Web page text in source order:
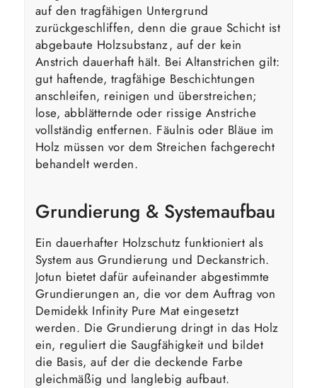
auf den tragfähigen Untergrund
zurückgeschliffen, denn die graue Schicht ist
abgebaute Holzsubstanz, auf der kein
Anstrich dauerhaft hält. Bei Altanstrichen gilt:
gut haftende, tragfähige Beschichtungen
anschleifen, reinigen und überstreichen;
lose, abblätternde oder rissige Anstriche
vollständig entfernen. Fäulnis oder Bläue im
Holz müssen vor dem Streichen fachgerecht
behandelt werden.
Grundierung & Systemaufbau
Ein dauerhafter Holzschutz funktioniert als
System aus Grundierung und Deckanstrich.
Jotun bietet dafür aufeinander abgestimmte
Grundierungen an, die vor dem Auftrag von
Demidekk Infinity Pure Mat eingesetzt
werden. Die Grundierung dringt in das Holz
ein, reguliert die Saugfähigkeit und bildet
die Basis, auf der die deckende Farbe
gleichmäßig und langlebig aufbaut.